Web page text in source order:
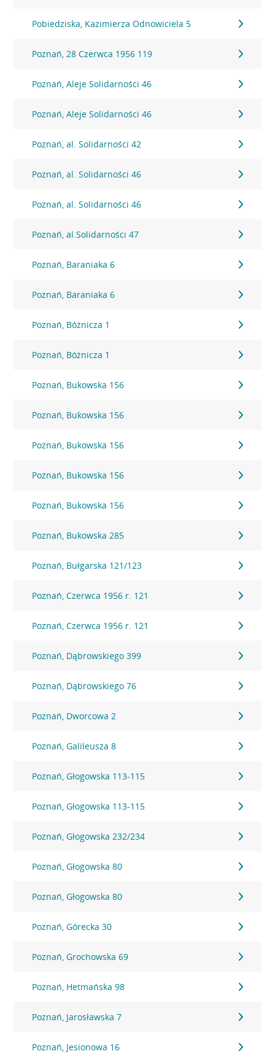
Pobiedziska, Kazimierza Odnowiciela 5
Poznań, 28 Czerwca 1956 119
Poznań, Aleje Solidarności 46
Poznań, Aleje Solidarności 46
Poznań, al. Solidarności 42
Poznań, al. Solidarności 46
Poznań, al. Solidarności 46
Poznań, al.Solidarności 47
Poznań, Baraniaka 6
Poznań, Baraniaka 6
Poznań, Bóżnicza 1
Poznań, Bóżnicza 1
Poznań, Bukowska 156
Poznań, Bukowska 156
Poznań, Bukowska 156
Poznań, Bukowska 156
Poznań, Bukowska 156
Poznań, Bukowska 285
Poznań, Bułgarska 121/123
Poznań, Czerwca 1956 r. 121
Poznań, Czerwca 1956 r. 121
Poznań, Dąbrowskiego 399
Poznań, Dąbrowskiego 76
Poznań, Dworcowa 2
Poznań, Galileusza 8
Poznań, Głogowska 113-115
Poznań, Głogowska 113-115
Poznań, Głogowska 232/234
Poznań, Głogowska 80
Poznań, Głogowska 80
Poznań, Górecka 30
Poznań, Grochowska 69
Poznań, Hetmańska 98
Poznań, Jarosławska 7
Poznań, Jesionowa 16